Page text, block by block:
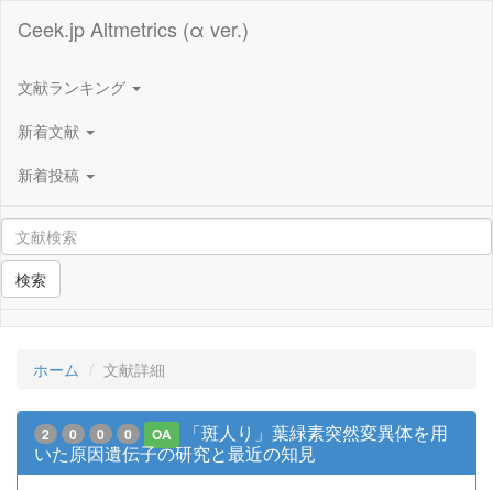
Ceek.jp Altmetrics (α ver.)
文献ランキング
新着文献
新着投稿
検索
ホーム 文献詳細
2 0 0 0 OA
「斑人り」葉緑素突然変異体を用
いた原因遺伝子の研究と最近の知見